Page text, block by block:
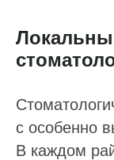
с особенно
В каждом